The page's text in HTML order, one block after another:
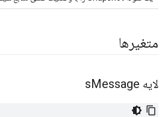
متغیرها
لایه s Message